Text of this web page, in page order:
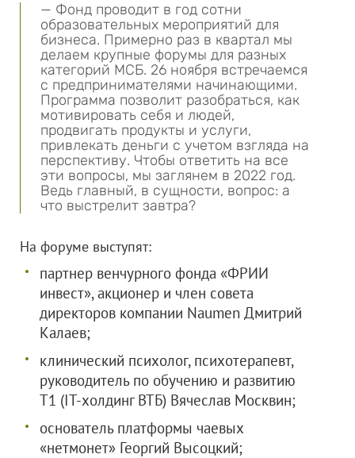
— Фонд проводит в год сотни
образовательных мероприятий для
бизнеса. Примерно раз в квартал мы
делаем крупные форумы для разных
категорий МСБ. 26 ноября встречаемся
с предпринимателями начинающими.
Программа позволит разобраться, как
мотивировать себя и людей,
продвигать продукты и услуги,
привлекать деньги с учетом взгляда на
перспективу. Чтобы ответить на все
эти вопросы, мы заглянем в 2022 год.
Ведь главный, в сущности, вопрос: а
что выстрелит завтра?
На форуме выступят:
партнер венчурного фонда «ФРИИ
инвест», акционер и член совета
директоров компании Naumen Дмитрий
Калаев;
клинический психолог, психотерапевт,
руководитель по обучению и развитию
T1 (IT-холдинг ВТБ) Вячеслав Москвин;
основатель платформы чаевых
«нетмонет» Георгий Высоцкий;